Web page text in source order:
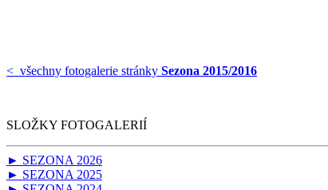
< všechny fotogalerie stránky Sezona 2015/2016
SLOŽKY FOTOGALERIÍ
► SEZONA 2026
► SEZONA 2025